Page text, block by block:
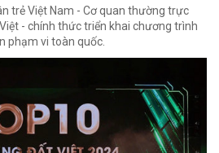
trẻ Việt Nam - Cơ quan thường trực
- chính thức triển khai chương trình
phạm vi toàn quốc.